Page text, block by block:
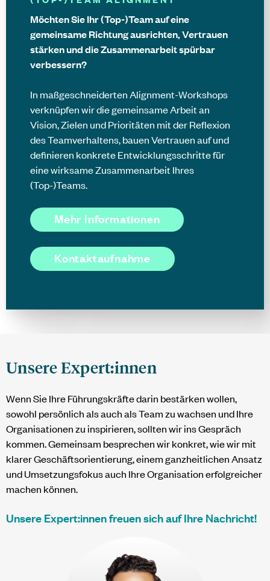
Möchten Sie Ihr (Top-)Team auf eine
gemeinsame Richtung ausrichten, Vertrauen
stärken und die Zusammenarbeit spürbar
verbessern?
In maßgeschneiderten Alignment-Workshops
verknüpfen wir die gemeinsame Arbeit an
Vision, Zielen und Prioritäten mit der Reflexion
des Teamverhaltens, bauen Vertrauen auf und
definieren konkrete Entwicklungsschritte für
eine wirksame Zusammenarbeit Ihres
(Top-)Teams.
Mehr Informationen
Kontaktaufnahme
Unsere Expert:innen
Wenn Sie Ihre Führungskräfte darin bestärken wollen,
sowohl persönlich als auch als Team zu wachsen und Ihre
Organisationen zu inspirieren, sollten wir ins Gespräch
kommen. Gemeinsam besprechen wir konkret, wie wir mit
klarer Geschäftsorientierung, einem ganzheitlichen Ansatz
und Umsetzungsfokus auch Ihre Organisation erfolgreicher
machen können.
Unsere Expert:innen freuen sich auf Ihre Nachricht!